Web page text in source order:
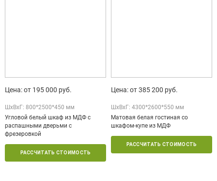
Цена: от 195 000 руб.
ШxВxГ: 800*2500*450 мм
Угловой белый шкаф из МДФ с
распашными дверьми с
фрезеровкой
РАССЧИТАТЬ СТОИМОСТЬ
Цена: от 385 200 руб.
ШxВxГ: 4300*2600*550 мм
Матовая белая гостиная со
шкафом-купе из МДФ
РАССЧИТАТЬ СТОИМОСТЬ